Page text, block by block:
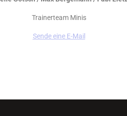
Trainerteam Minis
Sende eine E-Mail